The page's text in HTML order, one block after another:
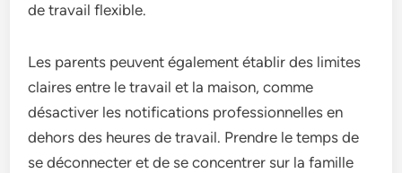
de travail flexible.
Les parents peuvent également établir des limites
claires entre le travail et la maison, comme
désactiver les notifications professionnelles en
dehors des heures de travail. Prendre le temps de
se déconnecter et de se concentrer sur la famille